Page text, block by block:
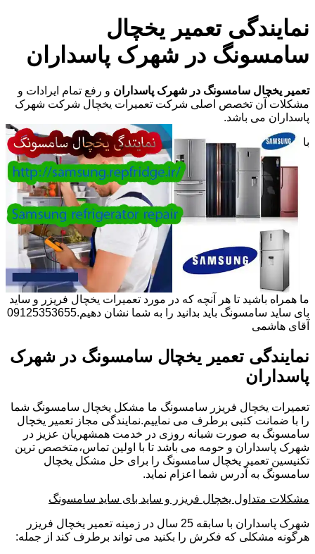
نمایندگی تعمیر یخچال
سامسونگ در شهرک پاسداران
تعمیر یخچال سامسونگ در شهرک پاسداران و رفع تمام ایرادات و
مشکلات آن تخصص اصلی شرکت تعمیرات یخچال شرکت شهرک
پاسداران می باشد.
با
ما همراه باشید تا هر آنچه که در مورد تعمیرات یخچال فریزر و ساید
بای ساید سامسونگ باید بدانید را به شما نشان دهیم.09125353655
آقای هاشمی
نمایندگی تعمیر یخچال سامسونگ در شهرک
پاسداران
تعمیرات یخچال فریزر سامسونگ ما مشکل یخچال سامسونگ شما
را با ضمانت کتبی برطرف می نماییم.نمایندگی مجاز تعمیر یخچال
سامسونگ به صورت شبانه روزی در خدمت همشهریان عزیز در
شهرک پاسداران و حومه می باشد تا با اولین تماس،متخصص ترین
تکنیسین تعمیر یخچال سامسونگ را برای حل مشکل یخچال
سامسونگ به آدرس شما اعزام نماید.
مشکلات متداول یخچال فریزر و ساید بای ساید سامسونگ
شهرک پاسداران با سابقه 25 سال در زمینه تعمیر یخچال فریزر
هرگونه مشکلی که فکرش را بکنید می تواند برطرف کند از جمله: